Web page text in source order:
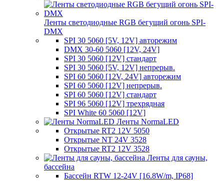
Ленты светодиодные RGB бегущий огонь SPI-
DMX
SPI 30 5060 [5V, 12V] авторежим
DMX 30-60 5060 [12V, 24V]
SPI 30 5060 [12V] стандарт
SPI 30 5060 [5V, 12V] непрерыв.
SPI 60 5060 [12V, 24V] авторежим
SPI 60 5060 [12V] непрерыв.
SPI 60 5060 [12V] стандарт
SPI 96 5060 [12V] трехрядная
SPI White 60 5060 [12V]
Ленты NormaLED
Открытые RT2 12V 5050
Открытые NT 24V 3528
Открытые RT2 12V 3528
Ленты для сауны,
бассейна
Бассейн RTW 12-24V [16.8W/m, IP68]